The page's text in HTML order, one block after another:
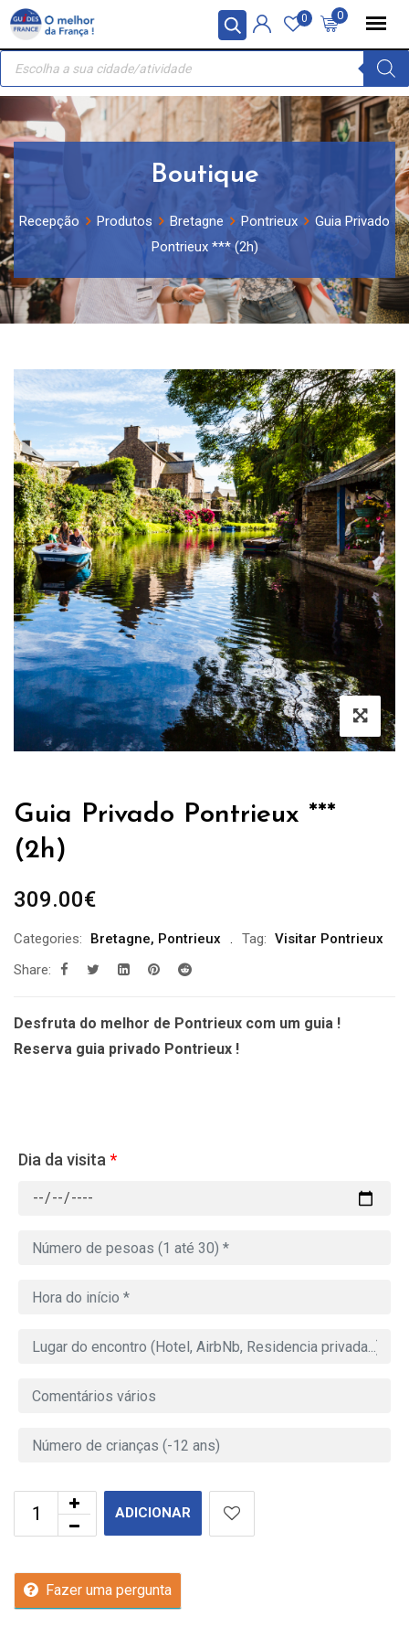
Painel de Gerenciamento de Cookies
Skip
content
0
0
Recherche
produits
Boutique
Recepção Produtos Bretagne Pontrieux
Guia Privado
Pontrieux *** (2h)
Guia Privado Pontrieux ***
(2h)
309.00€
Categories: Bretagne, Pontrieux Tag: Visitar Pontrieux
Share:
Desfruta do melhor de Pontrieux com um guia !
Reserva guia privado Pontrieux !
Dia da visita *
ADICIONAR
Fazer uma pergunta